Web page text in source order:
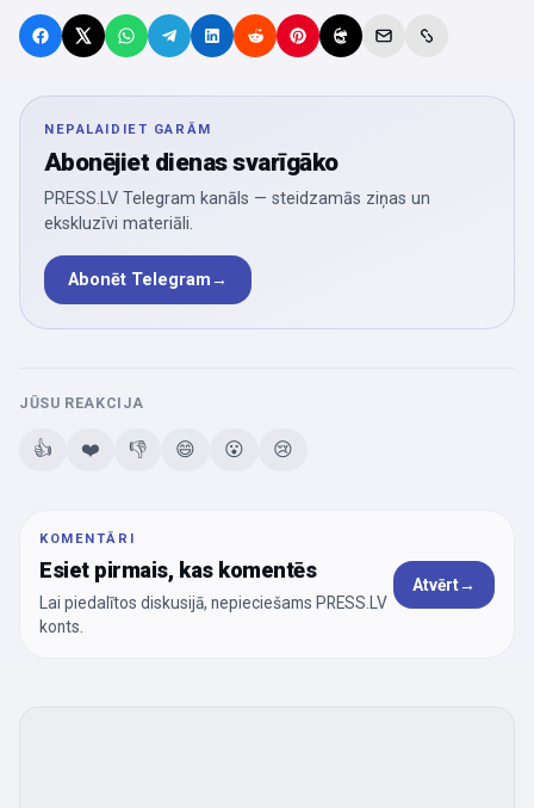
NEPALAIDIET GARĀM
Abonējiet dienas svarīgāko
PRESS.LV Telegram kanāls — steidzamās ziņas un
ekskluzīvi materiāli.
Abonēt Telegram→
JŪSU REAKCIJA
👍 ❤️ 👎 😄 😮 😢
KOMENTĀRI
Esiet pirmais, kas komentēs
Lai piedalītos diskusijā, nepieciešams PRESS.LV
konts.
Atvērt→